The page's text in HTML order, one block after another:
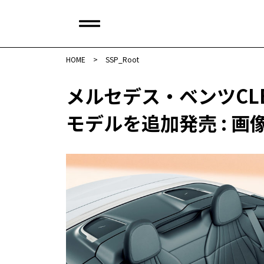
HOME > SSP_Root
メルセデス・ベンツ
モデルを追加発売 : 画